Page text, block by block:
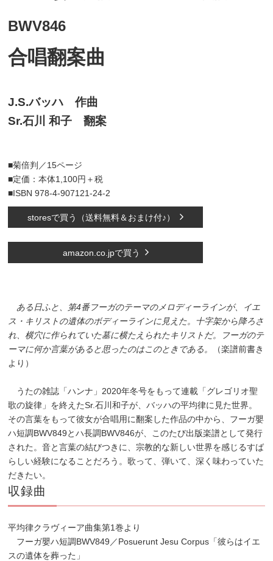
BWV846
合唱翻案曲
J.S.バッハ 作曲
Sr.石川 和子 翻案
■菊倍判／15ページ
■定価：本体1,100円＋税
■ISBN 978-4-907121-24-2
storesで買う（送料無料＆おまけ付♪）
amazon.co.jpで買う
ある日ふと、第4番フーガのテーマのメロディーラインが、イエ
ス・キリストの遺体のボディーラインに見えた。十字架から降ろさ
れ、横穴に作られていた墓に横たえられたキリストだ。フーガのテ
ーマに何か言葉があると思ったのはこのときである。
（楽譜前書き
より）
うたの雑誌「ハンナ」2020年冬号をもって連載「グレゴリオ聖
歌の旋律」を終えたSr.石川和子が、バッハの平均律に見た世界。
その言葉をもって彼女が合唱用に翻案した作品の中から、フーガ嬰
ハ短調BWV849とハ長調BWV846が、このたび出版楽譜として発行
された。音と言葉の結びつきに、宗教的な新しい世界を感じるすば
らしい経験になることだろう。歌って、弾いて、深く味わっていた
だきたい。
収録曲
平均律クラヴィーア曲集第1巻より
フーガ嬰ハ短調BWV849／Posuerunt Jesu Corpus「彼らはイエ
スの遺体を葬った」